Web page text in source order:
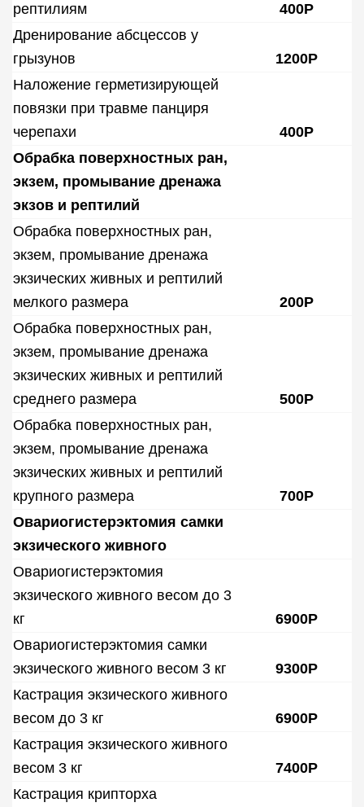
рептилиям
400Р
Дренирование абсцессов у
грызунов
1200Р
Наложение герметизирующей
повязки при травме панциря
черепахи
400Р
Обрабка поверхностных ран,
экзем, промывание дренажа
экзов и рептилий
Обрабка поверхностных ран,
экзем, промывание дренажа
экзических живных и рептилий
мелкого размера
200Р
Обрабка поверхностных ран,
экзем, промывание дренажа
экзических живных и рептилий
среднего размера
500Р
Обрабка поверхностных ран,
экзем, промывание дренажа
экзических живных и рептилий
крупного размера
700Р
Овариогистерэктомия самки
экзического живного
Овариогистерэктомия
экзического живного весом до 3
кг
6900Р
Овариогистерэктомия самки
экзического живного весом 3 кг
9300Р
Кастрация экзического живного
весом до 3 кг
6900Р
Кастрация экзического живного
весом 3 кг
7400Р
Кастрация крипторха